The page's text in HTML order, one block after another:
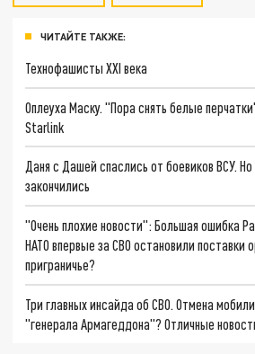
ЧИТАЙТЕ ТАКЖЕ:
Технофашисты XXI века
Оплеуха Маску. "Пора снять белые
Starlink
Даня с Дашей спаслись от боевиков ВСУ.
закончились
"Очень плохие новости": Большая ошибка
НАТО впервые за СВО остановили поставки
приграничье?
Три главных инсайда об СВО. Отмена
"генерала Армагеддона"? Отличные